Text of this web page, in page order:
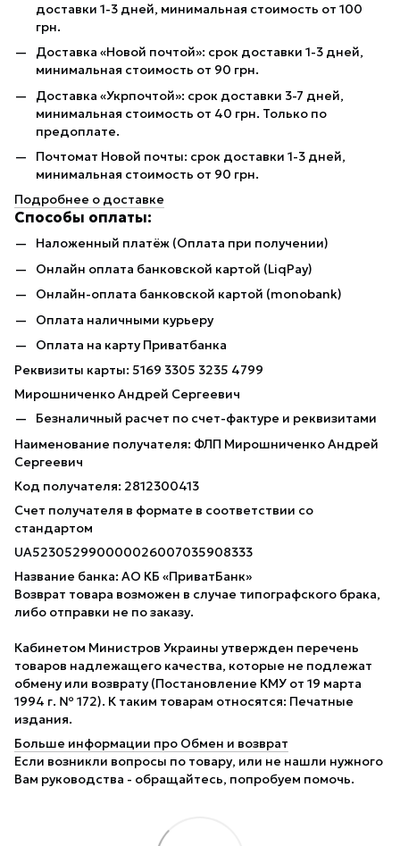
доставки 1-3 дней, минимальная стоимость от 100
грн.
Доставка «Новой почтой»: срок доставки 1-3 дней,
минимальная стоимость от 90 грн.
Доставка «Укрпочтой»: срок доставки 3-7 дней,
минимальная стоимость от 40 грн. Только по
предоплате.
Почтомат Новой почты: срок доставки 1-3 дней,
минимальная стоимость от 90 грн.
Подробнее о доставке
Способы оплаты:
Наложенный платёж (Оплата при получении)
Онлайн оплата банковской картой (LiqPay)
Онлайн-оплата банковской картой (monobank)
Оплата наличными курьеру
Оплата на карту Приватбанка
Реквизиты карты: 5169 3305 3235 4799
Мирошниченко Андрей Сергеевич
Безналичный расчет по счет-фактуре и реквизитами
Наименование получателя: ФЛП Мирошниченко Андрей
Сергеевич
Код получателя: 2812300413
Счет получателя в формате в соответствии со
стандартом
UA523052990000026007035908333
Название банка: АО КБ «ПриватБанк»
Возврат товара возможен в случае типографского брака,
либо отправки не по заказу.
Кабинетом Министров Украины утвержден перечень
товаров надлежащего качества, которые не подлежат
обмену или возврату (Постановление КМУ от 19 марта
1994 г. № 172). К таким товарам относятся: Печатные
издания.
Больше информации про Обмен и возврат
Если возникли вопросы по товару, или не нашли нужного
Вам руководства - обращайтесь, попробуем помочь.